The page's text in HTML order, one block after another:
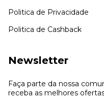
Politica de Privacidade
Politica de Cashback
Newsletter
Faça parte da nossa
receba as melhores